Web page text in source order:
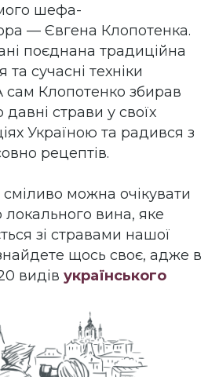
шефа-
— Євгена Клопотенка.
поєднана традиційна
та сучасні техніки
сам Клопотенко збирав
страви у своїх
Україною та радився з
рецептів.
можна очікувати
локального вина, яке
зі стравами нашої
щось своє, адже в
видів українського